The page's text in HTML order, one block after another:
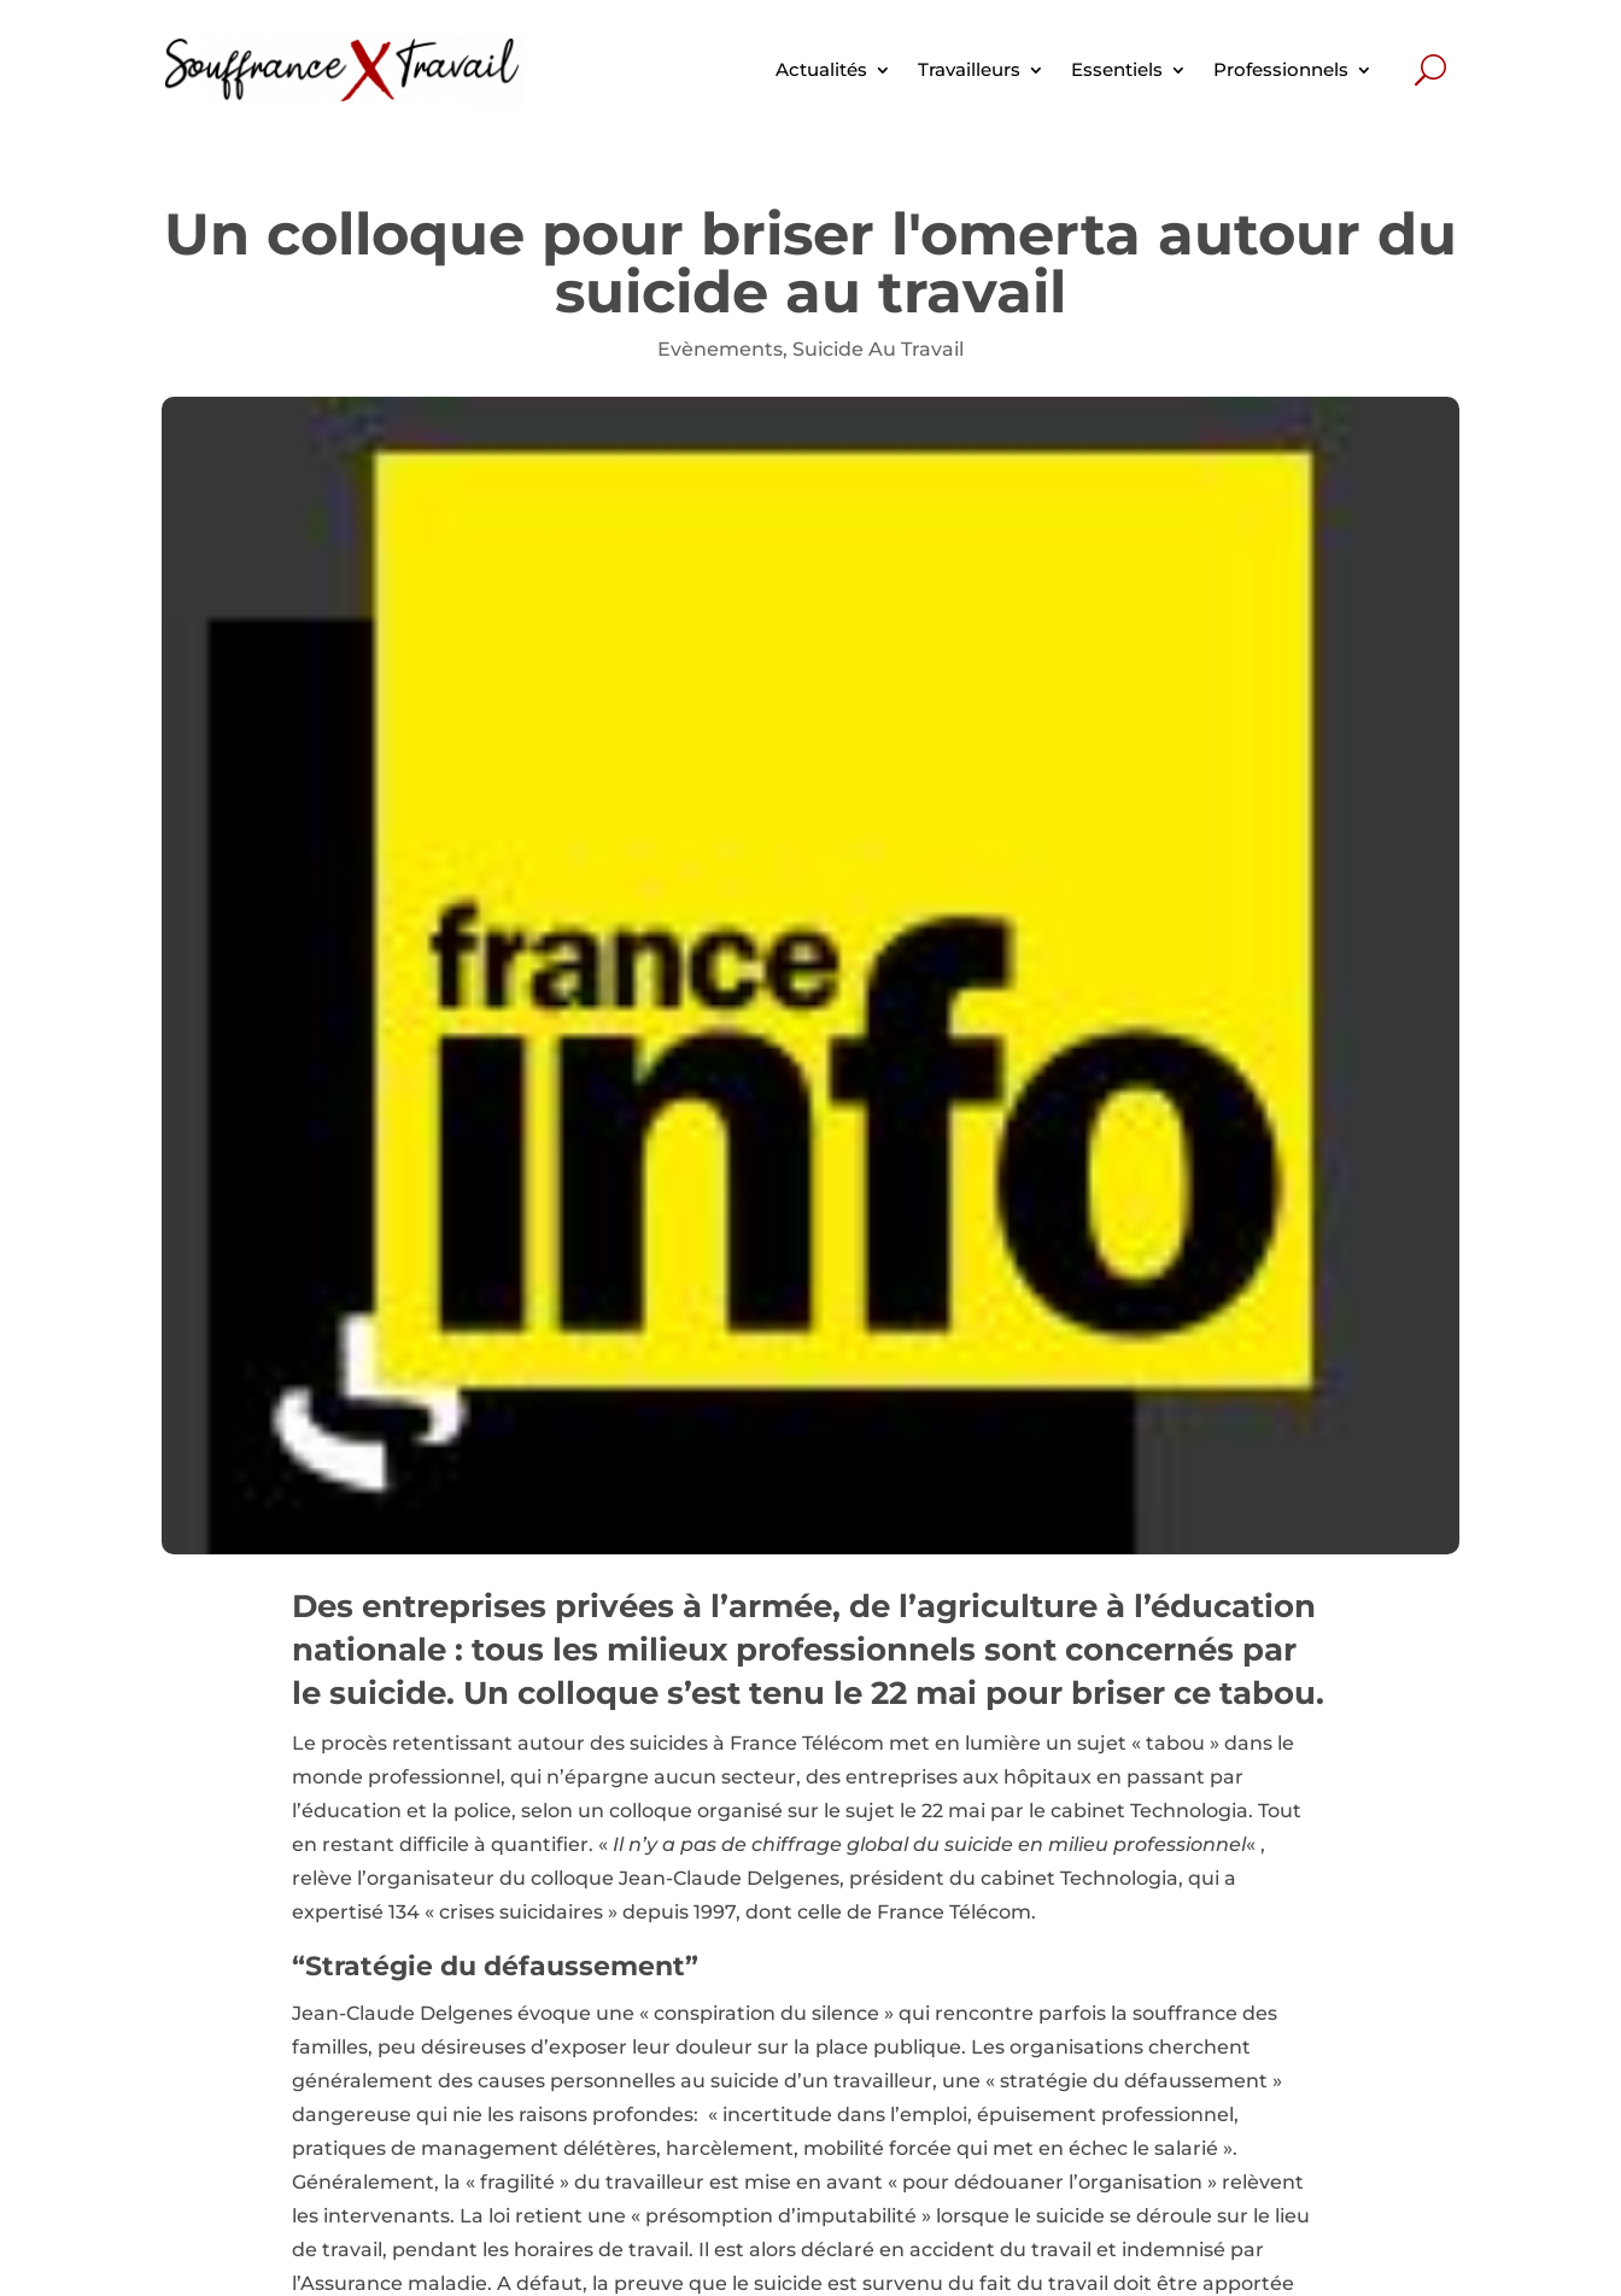
Actualités Travailleurs Essentiels Professionnels
Un colloque pour briser l'omerta autour du
suicide au travail
Evènements, Suicide Au Travail
Des entreprises privées à l’armée, de l’agriculture à l’éducation
nationale : tous les milieux professionnels sont concernés par
le suicide. Un colloque s’est tenu le 22 mai pour briser ce tabou.
Le procès retentissant autour des suicides à France Télécom met en lumière un sujet « tabou » dans le
monde professionnel, qui n’épargne aucun secteur, des entreprises aux hôpitaux en passant par
l’éducation et la police, selon un colloque organisé sur le sujet le 22 mai par le cabinet Technologia. Tout
en restant difficile à quantifier. « Il n’y a pas de chiffrage global du suicide en milieu professionnel« ,
relève l’organisateur du colloque Jean-Claude Delgenes, président du cabinet Technologia, qui a
expertisé 134 « crises suicidaires » depuis 1997, dont celle de France Télécom.
“Stratégie du défaussement”
Jean-Claude Delgenes évoque une « conspiration du silence » qui rencontre parfois la souffrance des
familles, peu désireuses d’exposer leur douleur sur la place publique. Les organisations cherchent
généralement des causes personnelles au suicide d’un travailleur, une « stratégie du défaussement »
dangereuse qui nie les raisons profondes: « incertitude dans l’emploi, épuisement professionnel,
pratiques de management délétères, harcèlement, mobilité forcée qui met en échec le salarié ».
Généralement, la « fragilité » du travailleur est mise en avant « pour dédouaner l’organisation » relèvent
les intervenants. La loi retient une « présomption d’imputabilité » lorsque le suicide se déroule sur le lieu
de travail, pendant les horaires de travail. Il est alors déclaré en accident du travail et indemnisé par
l’Assurance maladie. A défaut, la preuve que le suicide est survenu du fait du travail doit être apportée